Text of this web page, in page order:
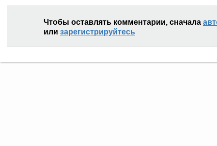
Чтобы оставлять комментарии, сначала
или зарегистрируйтесь